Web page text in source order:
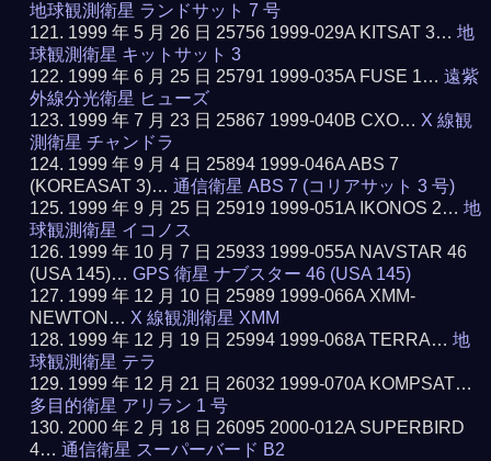
地球観測衛星 ランドサット 7 号
1999 年 5 月 26 日 25756 1999-029A KITSAT 3…地
球観測衛星 キットサット 3
1999 年 6 月 25 日 25791 1999-035A FUSE 1…遠紫
外線分光衛星 ヒューズ
1999 年 7 月 23 日 25867 1999-040B CXO… X 線観
測衛星 チャンドラ
1999 年 9 月 4 日 25894 1999-046A ABS 7
(KOREASAT 3)…通信衛星 ABS 7 (コリアサット 3 号)
1999 年 9 月 25 日 25919 1999-051A IKONOS 2…地
球観測衛星 イコノス
1999 年 10 月 7 日 25933 1999-055A NAVSTAR 46
(USA 145)…GPS 衛星 ナブスター 46 (USA 145)
1999 年 12 月 10 日 25989 1999-066A XMM-
NEWTON… X 線観測衛星 XMM
1999 年 12 月 19 日 25994 1999-068A TERRA…地
球観測衛星 テラ
1999 年 12 月 21 日 26032 1999-070A KOMPSAT…
多目的衛星 アリラン 1 号
2000 年 2 月 18 日 26095 2000-012A SUPERBIRD
4…通信衛星 スーパーバード B2